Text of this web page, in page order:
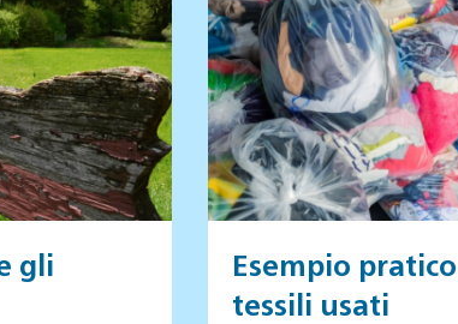
gli
Esempio
tessili usati